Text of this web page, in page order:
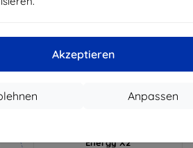
Akzeptieren
Anpassen
Gutschein
Energy X2